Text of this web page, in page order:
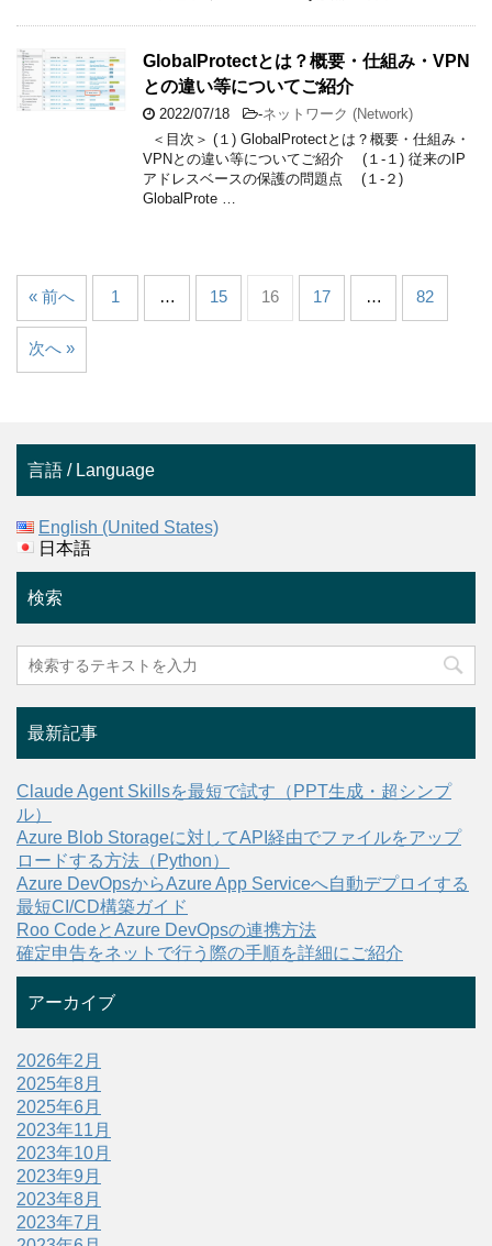
GlobalProtectとは？概要・仕組み・VPN
との違い等についてご紹介
2022/07/18 -ネットワーク (Network)
＜目次＞ (１) GlobalProtectとは？概要・仕組み・
VPNとの違い等についてご紹介 (１-１) 従来のIP
アドレスベースの保護の問題点 (１-２)
GlobalProte …
« 前へ 1 … 15 16 17 … 82
次へ »
言語 / Language
English (United States)
日本語
検索
最新記事
Claude Agent Skillsを最短で試す（PPT生成・超シンプ
ル）
Azure Blob Storageに対してAPI経由でファイルをアップ
ロードする方法（Python）
Azure DevOpsからAzure App Serviceへ自動デプロイする
最短CI/CD構築ガイド
Roo CodeとAzure DevOpsの連携方法
確定申告をネットで行う際の手順を詳細にご紹介
アーカイブ
2026年2月
2025年8月
2025年6月
2023年11月
2023年10月
2023年9月
2023年8月
2023年7月